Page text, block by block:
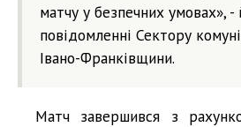
матчу у безпечних умовах», -
повідомленні Сектору
Івано-Франківщини.
Матч завершився з